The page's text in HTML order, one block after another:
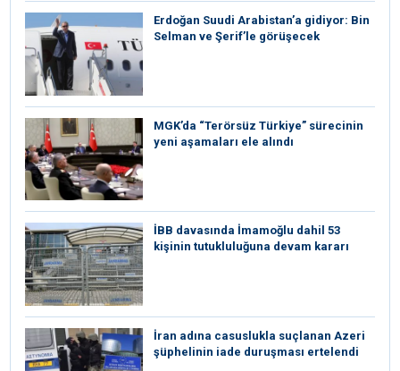
Erdoğan Suudi Arabistan’a gidiyor: Bin
Selman ve Şerif’le görüşecek
MGK’da “Terörsüz Türkiye” sürecinin
yeni aşamaları ele alındı
İBB davasında İmamoğlu dahil 53
kişinin tutukluluğuna devam kararı
İran adına casuslukla suçlanan Azeri
şüphelinin iade duruşması ertelendi